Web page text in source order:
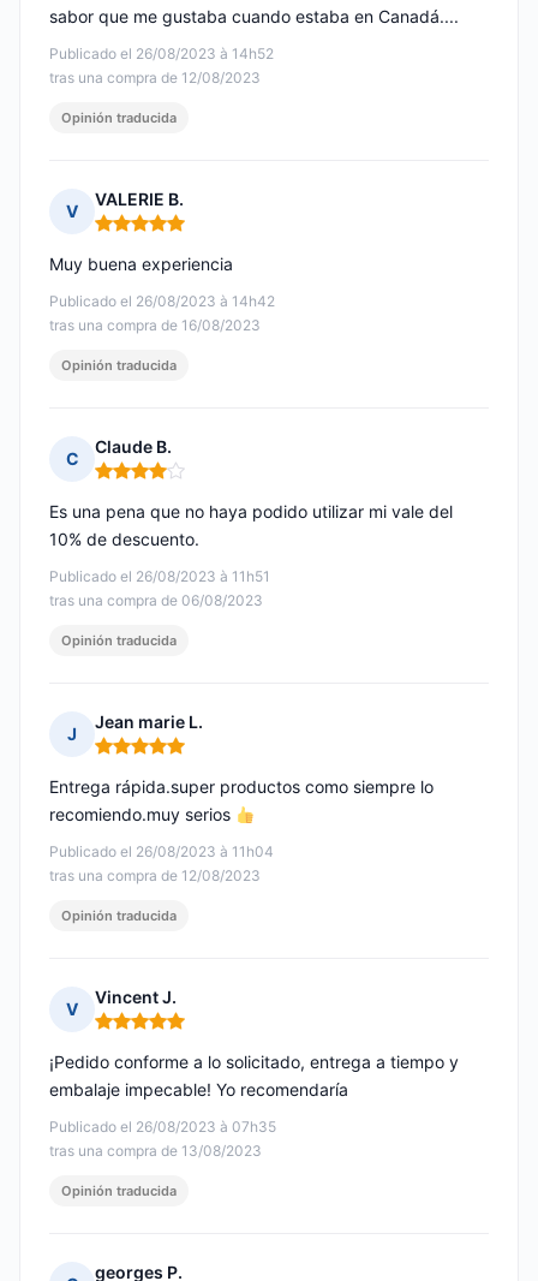
Publicado el 26/08/2023 à 14h52
tras una compra de 12/08/2023
sabor que me gustaba cuando estaba en Canadá....
Opinión traducida
V
VALERIE B.
Nota: 5 de 5
Publicado el 26/08/2023 à 14h42
tras una compra de 16/08/2023
Muy buena experiencia
Opinión traducida
C
Claude B.
Nota: 4 de 5
Publicado el 26/08/2023 à 11h51
tras una compra de 06/08/2023
Es una pena que no haya podido utilizar mi vale del
10% de descuento.
Opinión traducida
J
Jean marie L.
Nota: 5 de 5
Publicado el 26/08/2023 à 11h04
tras una compra de 12/08/2023
Entrega rápida.super productos como siempre lo
recomiendo.muy serios
Opinión traducida
V
Vincent J.
Nota: 5 de 5
Publicado el 26/08/2023 à 07h35
tras una compra de 13/08/2023
¡Pedido conforme a lo solicitado, entrega a tiempo y
embalaje impecable! Yo recomendaría
Opinión traducida
georges P.